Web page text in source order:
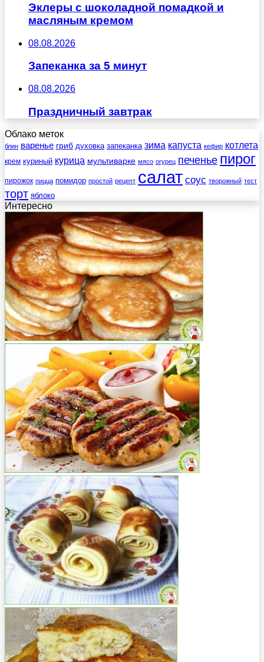
Эклеры с шоколадной помадкой и
масляным кремом
08.08.2026
Запеканка за 5 минут
08.08.2026
Праздничный завтрак
Облако меток
блин варенье гриб духовка запеканка зима капуста кефир котлета
крем куриный курица мультиварке мясо огурец печенье пирог
пирожок пицца помидор простой рецепт салат соус творожный тест
торт яблоко
Интересно